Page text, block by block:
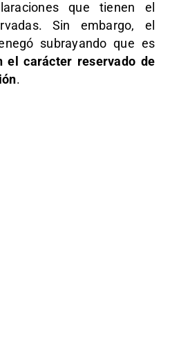
que tienen el
Sin embargo, el
subrayando que es
el carácter reservado de
.